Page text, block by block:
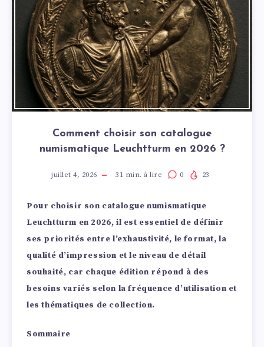
Comment choisir son catalogue
numismatique Leuchtturm en 2026 ?
juillet 4, 2026 31 min. à lire 0 23
Pour choisir son catalogue numismatique
Leuchtturm en 2026, il est essentiel de définir
ses priorités entre l’exhaustivité, le format, la
qualité d’impression et le niveau de détail
souhaité, car chaque édition répond à des
besoins variés selon la fréquence d’utilisation et
les thématiques de collection.
Sommaire